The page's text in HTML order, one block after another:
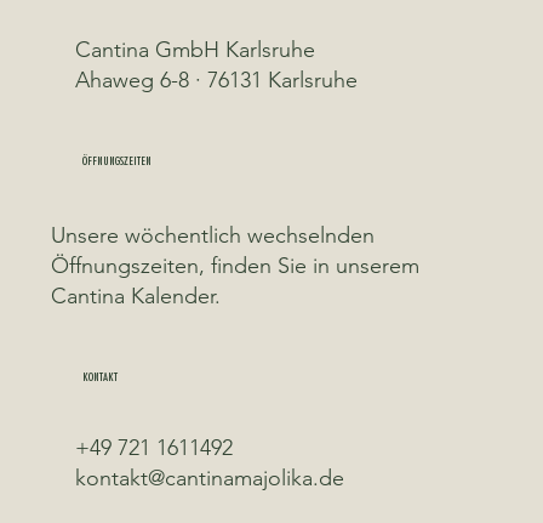
Cantina GmbH Karlsruhe
Ahaweg 6-8 · 76131 Karlsruhe
ÖFFNUNGSZEITEN
Unsere wöchentlich wechselnden
Öffnungszeiten, finden Sie in unserem
Cantina Kalender.
KONTAKT
+49 721 1611492
kontakt@cantinamajolika.de